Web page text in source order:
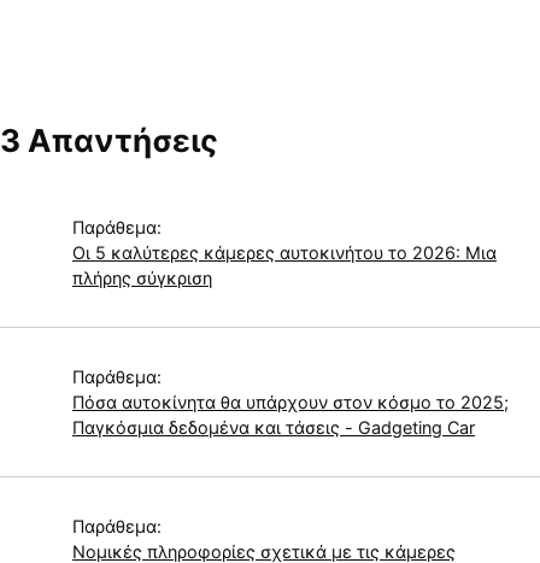
3 Απαντήσεις
Παράθεμα:
Οι 5 καλύτερες κάμερες αυτοκινήτου το 2026: Μια
πλήρης σύγκριση
Παράθεμα:
Πόσα αυτοκίνητα θα υπάρχουν στον κόσμο το 2025;
Παγκόσμια δεδομένα και τάσεις - Gadgeting Car
Παράθεμα:
Νομικές πληροφορίες σχετικά με τις κάμερες